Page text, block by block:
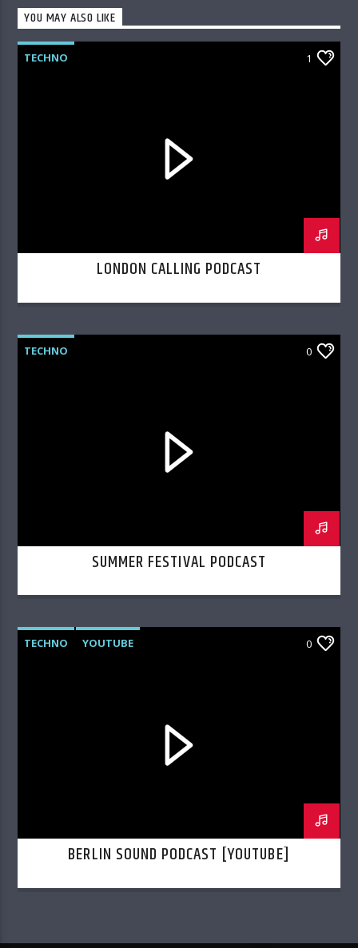
YOU MAY ALSO LIKE
TECHNO 1
LONDON CALLING PODCAST
TECHNO 0
SUMMER FESTIVAL PODCAST
TECHNO YOUTUBE 0
BERLIN SOUND PODCAST [YOUTUBE]